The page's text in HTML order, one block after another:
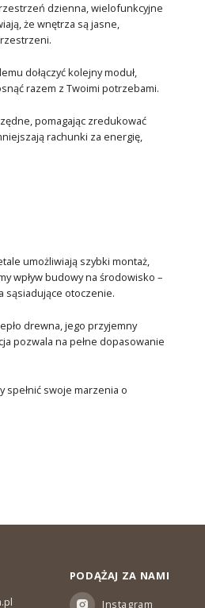
dzienna, wielofunkcyjne
że wnętrza są jasne,
dołączyć kolejny moduł,
razem z Twoimi potrzebami.
pomagając zredukować
rachunki za energię,
umożliwiają szybki montaż,
wpływ budowy na środowisko –
sąsiadujące otoczenie.
drewna, jego przyjemny
pozwala na pełne dopasowanie
spełnić swoje marzenia o
PODĄŻAJ ZA NAMI
Instagram